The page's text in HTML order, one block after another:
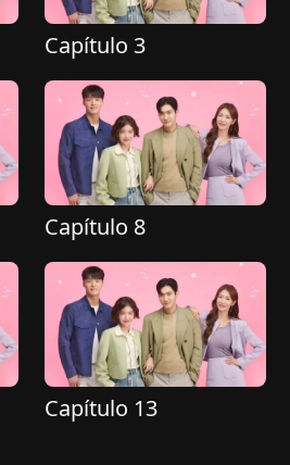
Capítulo 3
Capítulo 8
Capítulo 13